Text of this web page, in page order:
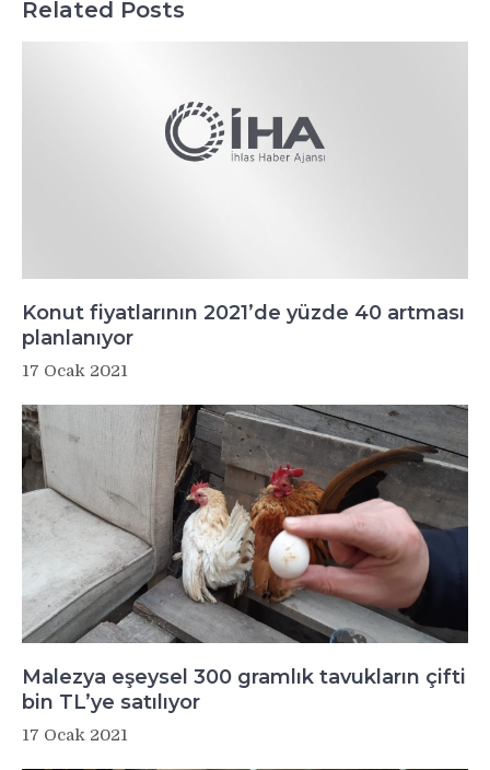
Related Posts
Konut fiyatlarının 2021’de yüzde 40 artması
planlanıyor
17 Ocak 2021
Malezya eşeysel 300 gramlık tavukların çifti
bin TL’ye satılıyor
17 Ocak 2021